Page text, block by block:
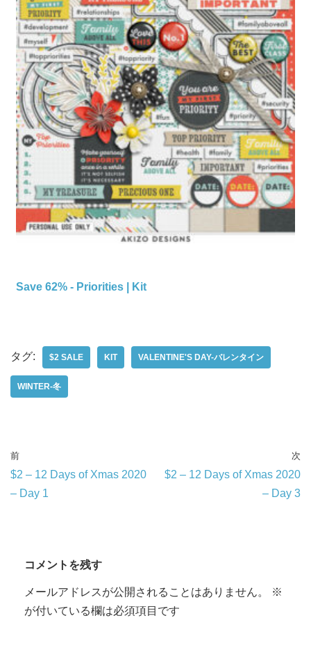
Save 62% - Priorities | Kit
タグ: $2 SALE KIT VALENTINE'S DAY-バレンタイン
WINTER-冬
前
$2 – 12 Days of Xmas 2020
– Day 1
次
$2 – 12 Days of Xmas 2020
– Day 3
コメントを残す
メールアドレスが公開されることはありません。
※
が付いている欄は必須項目です